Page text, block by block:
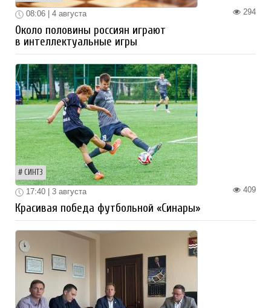
294
08:06 | 4 августа
Около половины россиян играют
в интеллектуальные игры
СИНТЗ
409
17:40 | 3 августа
Красивая победа футбольной «Синары»